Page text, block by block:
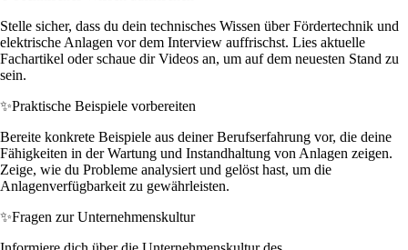
Stelle sicher, dass du dein technisches Wissen über Fördertechnik und
elektrische Anlagen vor dem Interview auffrischst. Lies aktuelle
Fachartikel oder schaue dir Videos an, um auf dem neuesten Stand zu
sein.
✨Praktische Beispiele vorbereiten
Bereite konkrete Beispiele aus deiner Berufserfahrung vor, die deine
Fähigkeiten in der Wartung und Instandhaltung von Anlagen zeigen.
Zeige, wie du Probleme analysiert und gelöst hast, um die
Anlagenverfügbarkeit zu gewährleisten.
✨Fragen zur Unternehmenskultur